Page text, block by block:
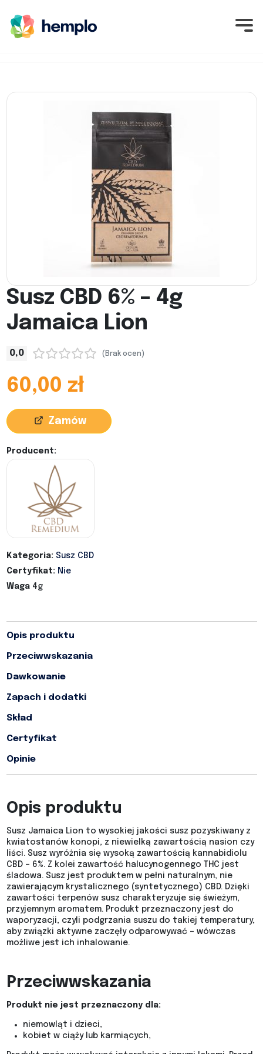
Susz CBD 6% – 4g
Jamaica Lion
0,0 (Brak ocen)
60,00 zł
Zamów
Producent:
Kategoria: Susz CBD
Certyfikat: Nie
Waga4g
Opis produktu
Przeciwwskazania
Dawkowanie
Zapach i dodatki
Skład
Certyfikat
Opinie
Opis produktu
Susz Jamaica Lion to wysokiej jakości susz pozyskiwany z
kwiatostanów konopi, z niewielką zawartością nasion czy
liści. Susz wyróżnia się wysoką zawartością kannabidiolu
CBD – 6%. Z kolei zawartość halucynogennego THC jest
śladowa. Susz jest produktem w pełni naturalnym, nie
zawierającym krystalicznego (syntetycznego) CBD. Dzięki
zawartości terpenów susz charakteryzuje się świeżym,
przyjemnym aromatem. Produkt przeznaczony jest do
waporyzacji, czyli podgrzania suszu do takiej temperatury,
aby związki aktywne zaczęły odparowywać – wówczas
możliwe jest ich inhalowanie.
Przeciwwskazania
Produkt nie jest przeznaczony dla:
niemowląt i dzieci,
kobiet w ciąży lub karmiących,